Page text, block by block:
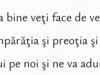
veţi face de
şi preoţia
noi şi ne va